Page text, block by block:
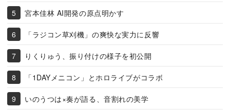
宮本佳林 AI開発の原点明かす
「ラジコン草刈機」の爽快な実力に反響
りくりゅう、振り付けの様子を初公開
「1DAYメニコン」とホロライブがコラボ
いのうつは×奏が語る、音割れの美学